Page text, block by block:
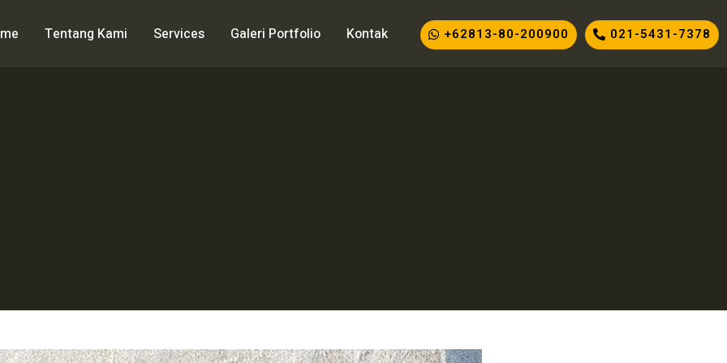
Tentang Kami Services Galeri Portfolio Kontak +62813-80-200900 021-5431-7378